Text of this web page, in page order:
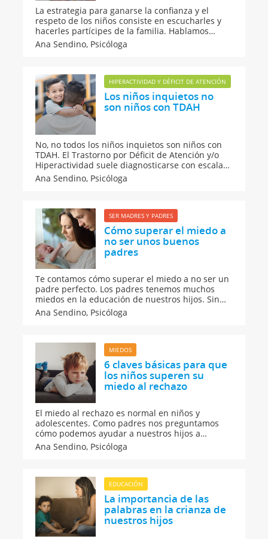
La estrategia para ganarse la confianza y el
respeto de los niños consiste en escucharles y
hacerles partícipes de la familia. Hablamos
sobre las faltas de respeto de los niños, la
educación basada en el miedo y el castigo y la
pequeños de la casa.
Ana Sendino, Psicóloga
HIPERACTIVIDAD Y DÉFICIT DE ATENCIÓN
Los niños inquietos no
son niños con TDAH
No, no todos los niños inquietos son niños con
TDAH. El Trastorno por Déficit de Atención y/o
Hiperactividad suele diagnosticarse con escalas
cuestionables y muchos niños reciben un
tratamiento de medicación contra la
¿Cómo les afecta?
Ana Sendino, Psicóloga
SER MADRES Y PADRES
Cómo superar el miedo a
no ser unos buenos
padres
Te contamos cómo superar el miedo a no ser un
padre perfecto. Los padres tenemos muchos
miedos en la educación de nuestros hijos. Sin
embargo, la clave consiste en que los niños se
sientan escuchados y comprendidos para que
padres perfectos.
Ana Sendino, Psicóloga
MIEDOS
6 claves básicas para que
los niños superen su
miedo al rechazo
El miedo al rechazo es normal en niños y
adolescentes. Como padres nos preguntamos
cómo podemos ayudar a nuestros hijos a
superar su miedo a fracasar. En
Guiainfantil.com te damos algunos consejos
Ana Sendino, Psicóloga
EDUCACIÓN
La importancia de las
palabras en la crianza de
nuestros hijos